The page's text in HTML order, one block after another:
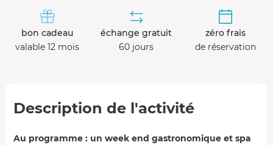
bon cadeau
valable 12 mois
échange gratuit
60 jours
zéro frais
de réservation
Description de l'activité
Au programme : un week end gastronomique et spa